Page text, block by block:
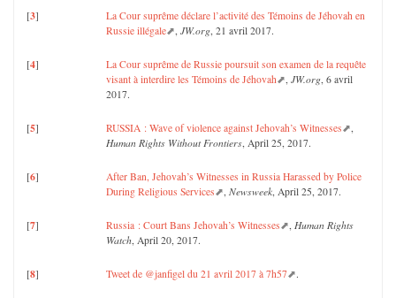
[3]
La Cour suprême déclare l’activité des Témoins de Jéhovah en
Russie illégale
JW.org , 21 avril 2017.
[4]
La Cour suprême de Russie poursuit son examen de la requête
visant à interdire les Témoins de Jéhovah
JW.org , 6 avril
2017.
[5] RUSSIA : Wave of violence against Jehovah’s Witnesses
Human Rights Without Frontiers , April 25, 2017.
[6]
After Ban, Jehovah’s Witnesses in Russia Harassed by Police
During Religious Services
Newsweek , April 25, 2017.
[7] Russia : Court Bans Jehovah’s Witnesses
Human Rights
Watch , April 20, 2017.
[8] Tweet de @janfigel du 21 avril 2017 à 7h57 .